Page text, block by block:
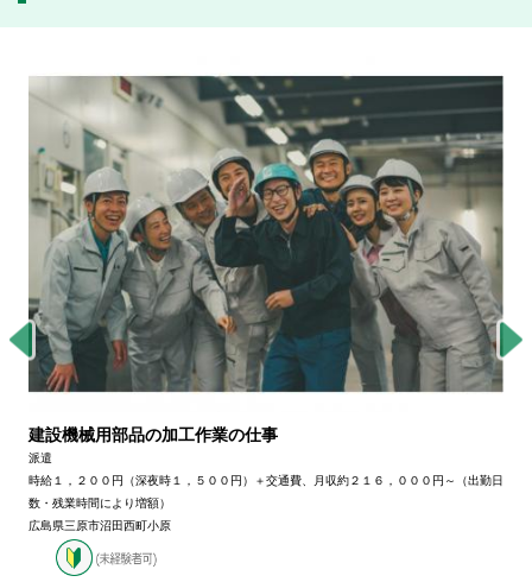
建設機械用部品の加工作業の仕事
派遣
時給１，２００円（深夜時１，５００円）＋交通費、月収約２１６，０００円～（出勤日
数・残業時間により増額）
広島県三原市沼田西町小原